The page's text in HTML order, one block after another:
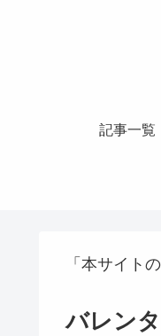
記事一覧
「本サイト
バレン